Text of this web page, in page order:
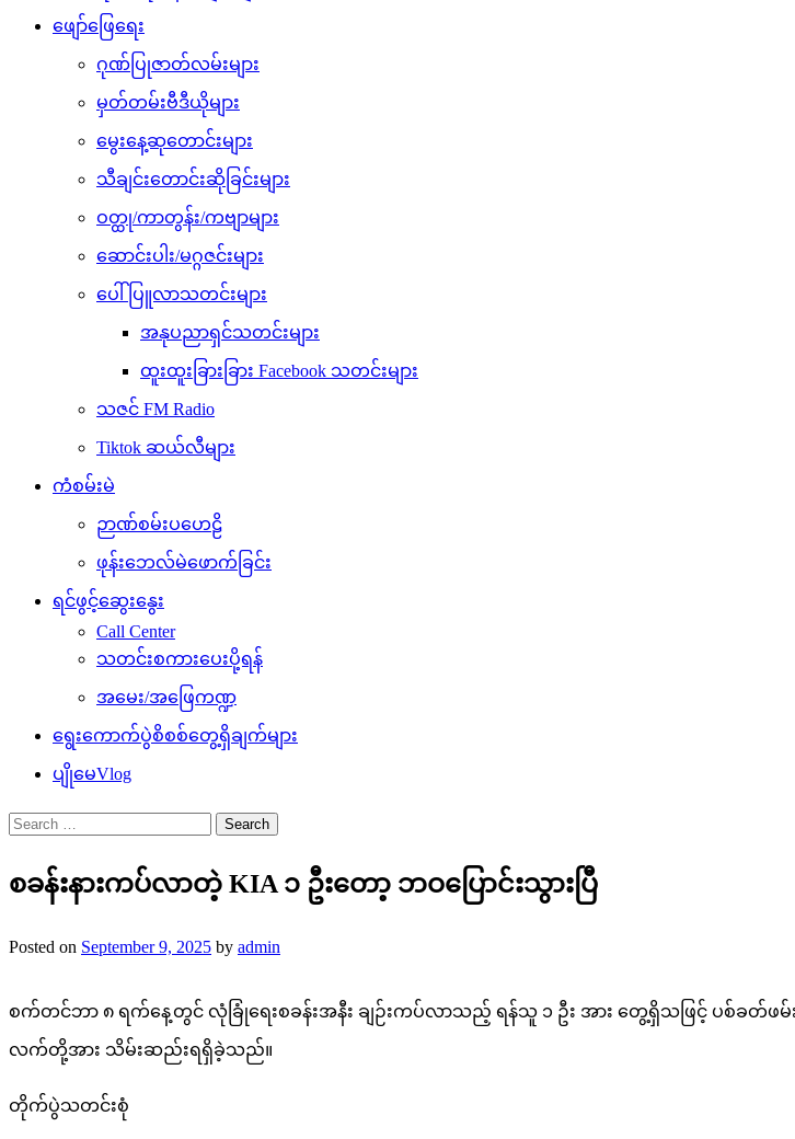
ဖျော်ဖြေရေး
ဂုဏ်ပြုဇာတ်လမ်းများ
မှတ်တမ်းဗီဒီယိုများ
မွေးနေ့ဆုတောင်းများ
သီချင်းတောင်းဆိုခြင်းများ
ဝတ္ထု/ကာတွန်း/ကဗျာများ
ဆောင်းပါး/မဂ္ဂဇင်းများ
ပေါ်ပြူလာသတင်းများ
အနုပညာရှင်သတင်းများ
ထူးထူးခြားခြား Facebook သတင်းများ
သဇင် FM Radio
Tiktok ဆယ်လီများ
ကံစမ်းမဲ
ဉာဏ်စမ်းပဟေဠိ
ဖုန်းဘေလ်မဲဖောက်ခြင်း
ရင်ဖွင့်ဆွေးနွေး
Call Center
သတင်းစကားပေးပို့ရန်
အမေး/အဖြေကဏ္ဍ
ရွေးကောက်ပွဲစိစစ်တွေ့ရှိချက်များ
ပျိုမေVlog
Search
for:
စခန်းနားကပ်လာတဲ့ KIA ၁ ဦးတော့ ဘဝပြောင်းသွားပြီ
Posted on September 9, 2025 by admin
စက်တင်ဘာ ၈ ရက်နေ့တွင် လုံခြုံရေးစခန်းအနီး ချဉ်းကပ်လာသည့် ရန်သူ ၁ ဦး အား တွေ့ရှိသဖြင့် ပစ်ခတ်ဖမ်
လက်တို့အား သိမ်းဆည်းရရှိခဲ့သည်။
တိုက်ပွဲသတင်းစုံ